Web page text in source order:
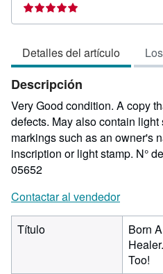
Detalles del artículo
Descripción
Very Good condition. A copy
defects. May also contain
markings such as an owner's
inscription or light stamp. N°
05652
Contactar al vendedor
Título
Born
Too!